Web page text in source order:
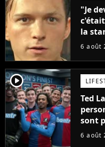
"Je
la
pas
6 août
player2
Ted
sont
6 août